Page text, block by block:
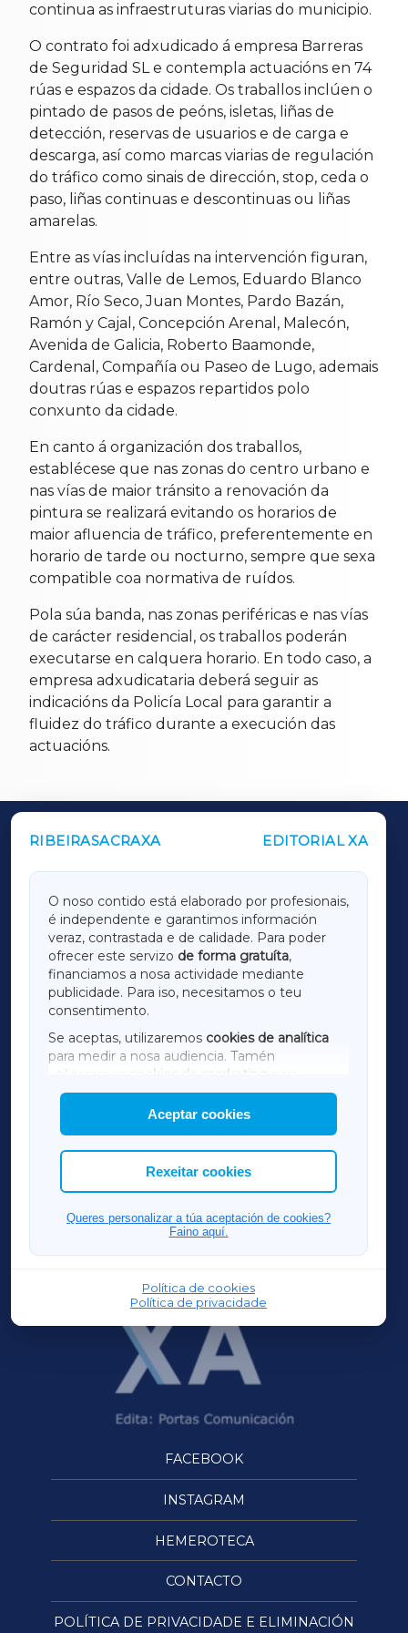
continua as infraestruturas viarias do municipio.
O contrato foi adxudicado á empresa Barreras
de Seguridad SL e contempla actuacións en 74
rúas e espazos da cidade. Os traballos inclúen o
pintado de pasos de peóns, isletas, liñas de
detección, reservas de usuarios e de carga e
descarga, así como marcas viarias de regulación
do tráfico como sinais de dirección, stop, ceda o
paso, liñas continuas e descontinuas ou liñas
amarelas.
Entre as vías incluídas na intervención figuran,
entre outras, Valle de Lemos, Eduardo Blanco
Amor, Río Seco, Juan Montes, Pardo Bazán,
Ramón y Cajal, Concepción Arenal, Malecón,
Avenida de Galicia, Roberto Baamonde,
Cardenal, Compañía ou Paseo de Lugo, ademais
doutras rúas e espazos repartidos polo
conxunto da cidade.
En canto á organización dos traballos,
establécese que nas zonas do centro urbano e
nas vías de maior tránsito a renovación da
pintura se realizará evitando os horarios de
maior afluencia de tráfico, preferentemente en
horario de tarde ou nocturno, sempre que sexa
compatible coa normativa de ruídos.
Pola súa banda, nas zonas periféricas e nas vías
de carácter residencial, os traballos poderán
executarse en calquera horario. En todo caso, a
empresa adxudicataria deberá seguir as
indicacións da Policía Local para garantir a
fluidez do tráfico durante a execución das
actuacións.
RIBEIRASACRAXA EDITORIAL XA
O noso contido está elaborado por profesionais,
é independente e garantimos información
veraz, contrastada e de calidade. Para poder
ofrecer este servizo de forma gratuíta,
financiamos a nosa actividade mediante
publicidade. Para iso, necesitamos o teu
consentimento.
Se aceptas, utilizaremos cookies de analítica
para medir a nosa audiencia. Tamén
utilizaremos
cookies de marketing
mostrar publicidade de terceiros.
Así mesmo, podes personalizar a elección das
cookies que desexas permitir.
Aceptar cookies
Rexeitar cookies
Queres personalizar a túa aceptación de cookies?
Faino aquí.
Política de cookies
Política de privacidade
OUTROS PERIÓDICOS
LUGOXA
TERRACHAXA
AMARIÑAXA
RIBEIRASACRAXA
ACORUÑAXA
FERROLXA
OURENSEXA
FACEBOOK
INSTAGRAM
HEMEROTECA
CONTACTO
POLÍTICA DE PRIVACIDADE E ELIMINACIÓN